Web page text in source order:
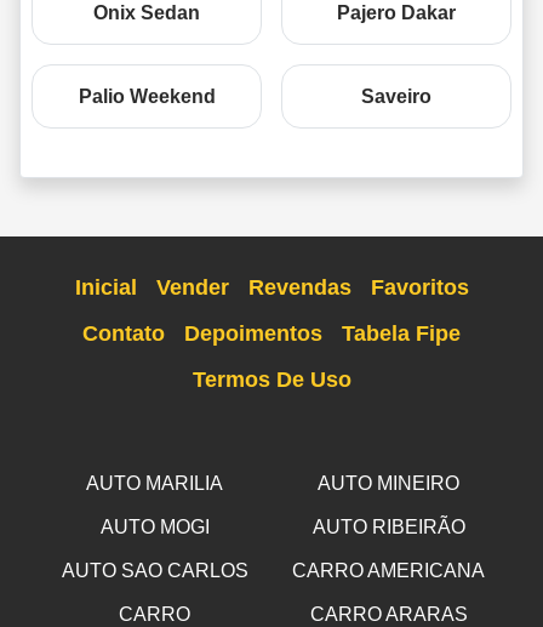
Onix Sedan Pajero Dakar
Palio Weekend Saveiro
Inicial Vender Revendas
Favoritos
Contato
Depoimentos
Tabela Fipe
Termos De Uso
AUTO MARILIA AUTO MINEIRO
AUTO MOGI AUTO RIBEIRÃO
AUTO SAO CARLOS CARRO AMERICANA
CARRO
CARRO ARARAS